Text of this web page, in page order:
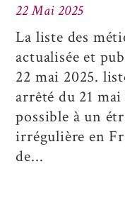
22 Mai 2025
La liste des
actualisée et
22 mai 2025.
arrêté du 21 mai
possible à un
irrégulière en
de...